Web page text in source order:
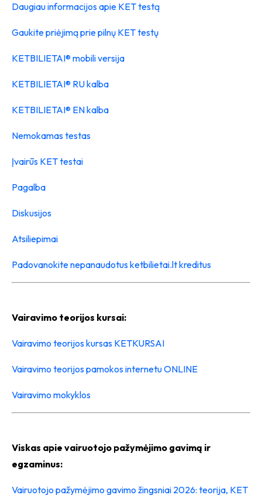
Daugiau informacijos apie KET testą
Gaukite priėjimą prie pilnų KET testų
KETBILIETAI® mobili versija
KETBILIETAI® RU kalba
KETBILIETAI® EN kalba
Nemokamas testas
Įvairūs KET testai
Pagalba
Diskusijos
Atsiliepimai
Padovanokite nepanaudotus ketbilietai.lt kreditus
Vairavimo teorijos kursai:
Vairavimo teorijos kursas KETKURSAI
Vairavimo teorijos pamokos internetu ONLINE
Vairavimo mokyklos
Viskas apie vairuotojo pažymėjimo gavimą ir
egzaminus:
Vairuotojo pažymėjimo gavimo žingsniai 2026: teorija, KET